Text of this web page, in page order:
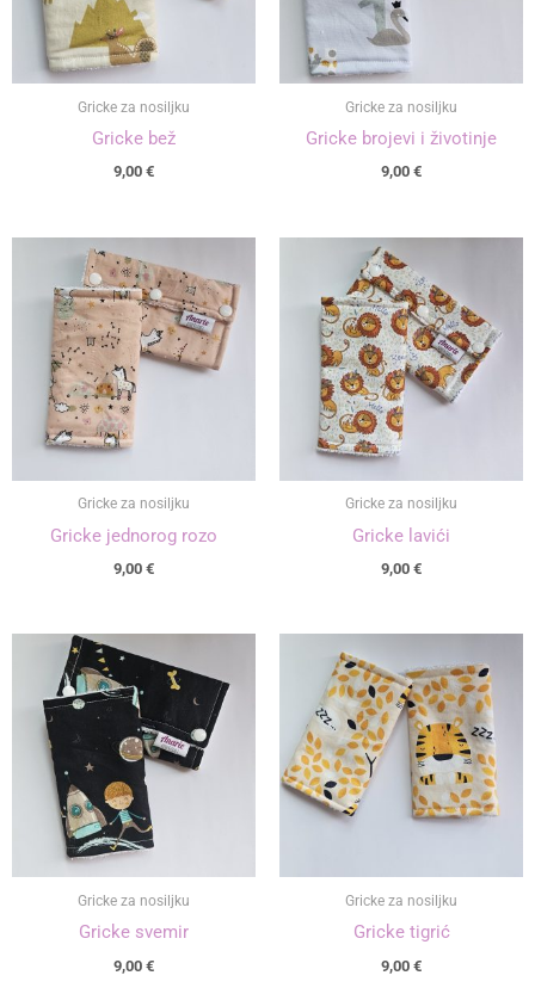
Gricke za nosiljku
Gricke bež
9,00 €
Gricke za nosiljku
Gricke brojevi i životinje
9,00 €
Gricke za nosiljku
Gricke jednorog rozo
9,00 €
Gricke za nosiljku
Gricke lavići
9,00 €
Gricke za nosiljku
Gricke svemir
9,00 €
Gricke za nosiljku
Gricke tigrić
9,00 €